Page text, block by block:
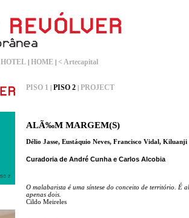
HOTEL | HOME | < Artecapital
PISO 1 | PISO 2 | PROJECT
ALÃ‰M MARGEM(S)
Délio Jasse, Eustáquio Neves, Francisco Vidal,
Curadoria de André Cunha e Carlos Alcobia
O malabarista é uma síntese do conceito de território. É
apenas dois.
Cildo Meireles